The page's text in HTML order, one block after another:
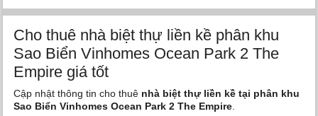
Cho thuê nhà biệt thự liền kề phân khu
Sao Biển Vinhomes Ocean Park 2 The
Empire giá tốt
Cập nhật thông tin cho thuê nhà biệt thự liền kề tại phân khu
Sao Biển Vinhomes Ocean Park 2 The Empire